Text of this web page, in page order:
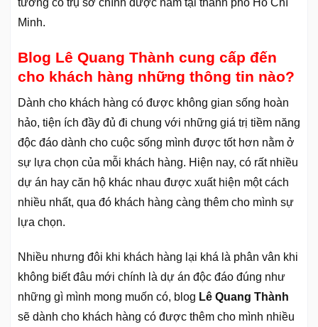
tưởng có trụ sở chính được nằm tại thành phố Hồ Chí
Minh.
Blog Lê Quang Thành cung cấp đến
cho khách hàng những thông tin nào?
Dành cho khách hàng có được không gian sống hoàn
hảo, tiện ích đầy đủ đi chung với những giá trị tiềm năng
độc đáo dành cho cuộc sống mình được tốt hơn nằm ở
sự lựa chọn của mỗi khách hàng. Hiện nay, có rất nhiều
dự án hay căn hộ khác nhau được xuất hiện một cách
nhiều nhất, qua đó khách hàng càng thêm cho mình sự
lựa chọn.
Nhiều nhưng đôi khi khách hàng lại khá là phân vân khi
không biết đâu mới chính là dự án độc đáo đúng như
những gì mình mong muốn có, blog Lê Quang Thành
sẽ dành cho khách hàng có được thêm cho mình nhiều